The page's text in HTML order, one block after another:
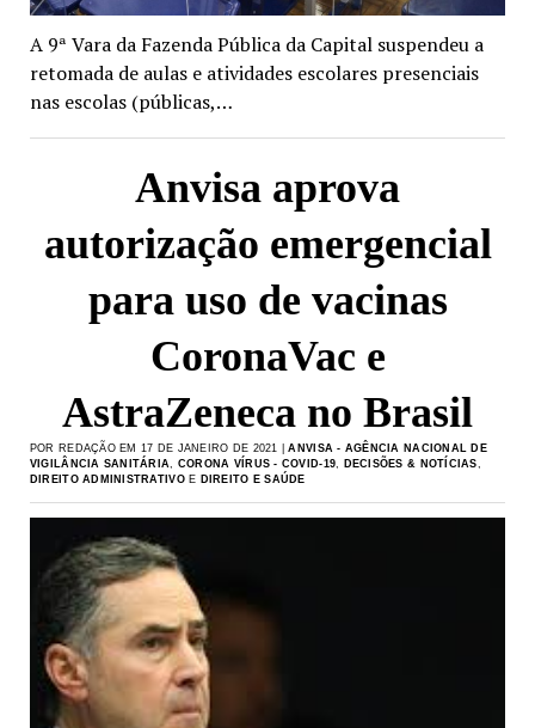
A 9ª Vara da Fazenda Pública da Capital suspendeu a
retomada de aulas e atividades escolares presenciais
nas escolas (públicas,…
Anvisa aprova
autorização emergencial
para uso de vacinas
CoronaVac e
AstraZeneca no Brasil
POR REDAÇÃO EM 17 DE JANEIRO DE 2021 |ANVISA - AGÊNCIA NACIONAL DE
VIGILÂNCIA SANITÁRIA
CORONA VÍRUS - COVID-19 DECISÕES & NOTÍCIAS
DIREITO ADMINISTRATIVOE DIREITO E SAÚDE